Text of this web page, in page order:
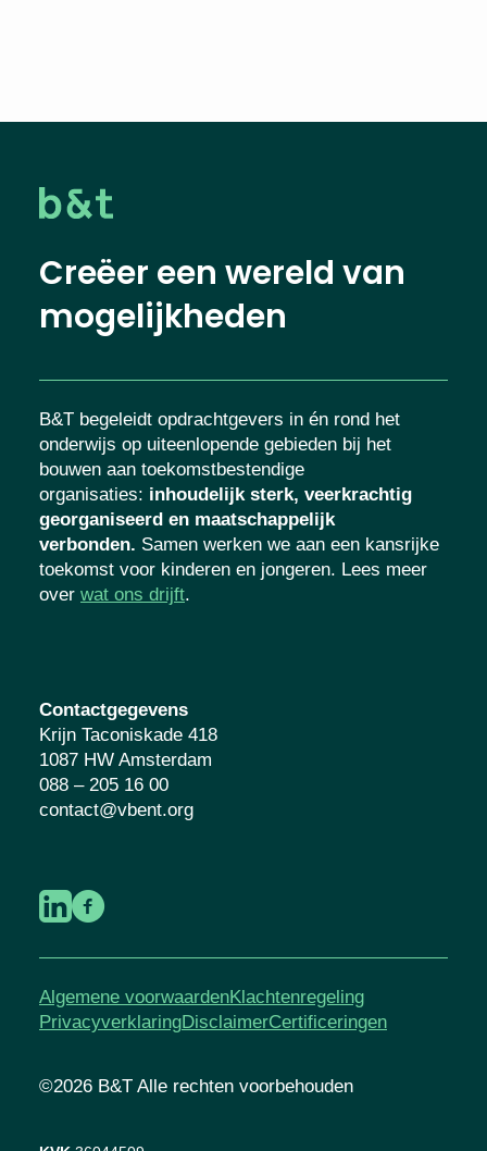
Creëer een wereld van
mogelijkheden
B&T begeleidt opdrachtgevers in én rond het
onderwijs op uiteenlopende gebieden bij het
bouwen aan toekomstbestendige
organisaties: inhoudelijk sterk, veerkrachtig
georganiseerd en maatschappelijk
verbonden. Samen werken we aan een kansrijke
toekomst voor kinderen en jongeren. Lees meer
over wat ons drijft.
Contactgegevens
Krijn Taconiskade 418
1087 HW Amsterdam
088 – 205 16 00
contact@vbent.org
Algemene voorwaardenKlachtenregeling
PrivacyverklaringDisclaimerCertificeringen
©2026 B&T Alle rechten voorbehouden